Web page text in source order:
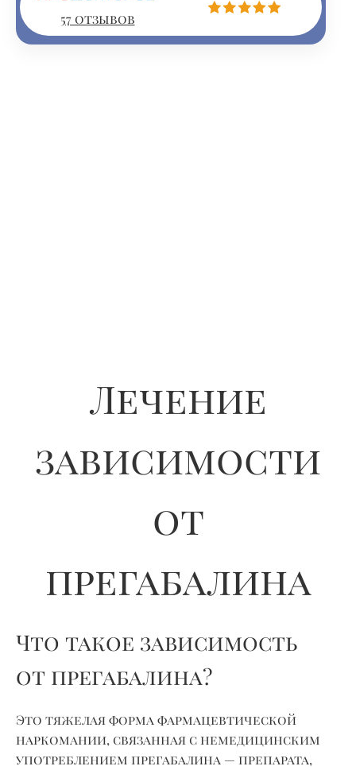
57 отзывов
Лечение
зависимости
от
прегабалина
Что такое зависимость
от прегабалина?
Это тяжелая форма фармацевтической
наркомании, связанная с немедицинским
употреблением прегабалина — препарата,